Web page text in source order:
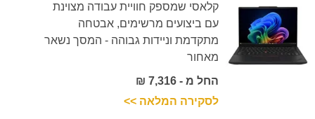
קלאסי שמספק חוויית עבודה מצוינת
עם ביצועים מרשימים, אבטחה
מתקדמת וניידות גבוהה - המסך נשאר
מאחור
החל מ - 7,316 ₪
לסקירה המלאה >>